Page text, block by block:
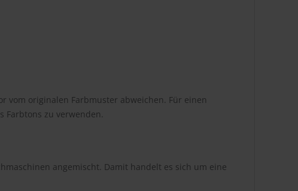
vom originalen Farbmuster abweichen. Für einen
Farbtons zu verwenden.
angemischt. Damit handelt es sich um eine